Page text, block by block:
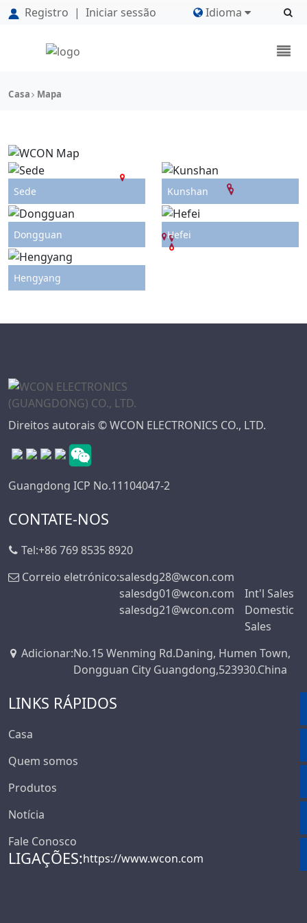
Registro | Iniciar sessão Idioma
Casa Mapa
Sede Kunshan
Dongguan Hefei
Hengyang
Direitos autorais © WCON ELECTRONICS CO., LTD.
Guangdong ICP No.11104047-2
CONTATE-NOS
Tel:+86 769 8535 8920
Correio eletrónico:salesdg28@wcon.com
salesdg01@wcon.com
Int'l Sales
salesdg21@wcon.com
Domestic
Sales
Adicionar:No.15 Wenming Rd.Daning, Humen Town,
Dongguan City Guangdong,523930.China
LINKS RÁPIDOS
Casa
Quem somos
Produtos
Notícia
Fale Conosco
LIGAÇÕES:https://www.wcon.com